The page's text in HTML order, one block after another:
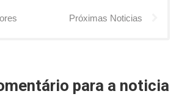
Próximas Noticias
para a noticia